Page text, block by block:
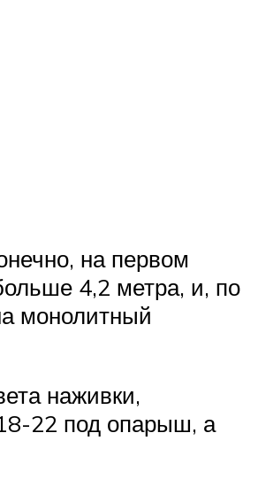
на первом
4,2 метра, и, по
монолитный
наживки,
22 под опарыш, а